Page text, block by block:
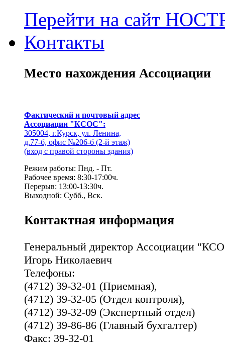
Перейти на сайт
Контакты
Место нахождения Ассоциации
Фактический и почтовый адрес
Ассоциации "КСОС":
305004, г.Курск, ул. Ленина,
д.77-б, офис №206-б (2-й этаж)
(вход с правой стороны здания)
Режим работы: Пнд. - Пт.
Рабочее время: 8:30-17:00ч.
Перерыв: 13:00-13:30ч.
Выходной: Субб., Вск.
Контактная информация
Генеральный директор Ассоциации
Игорь Николаевич
Телефоны:
(4712) 39-32-01 (Приемная),
(4712) 39-32-05 (Отдел контроля),
(4712) 39-32-09 (Экспертный отдел)
(4712) 39-86-86 (Главный бухгалтер)
Факс: 39-32-01